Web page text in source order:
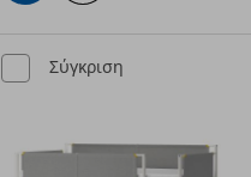
Σύγκριση